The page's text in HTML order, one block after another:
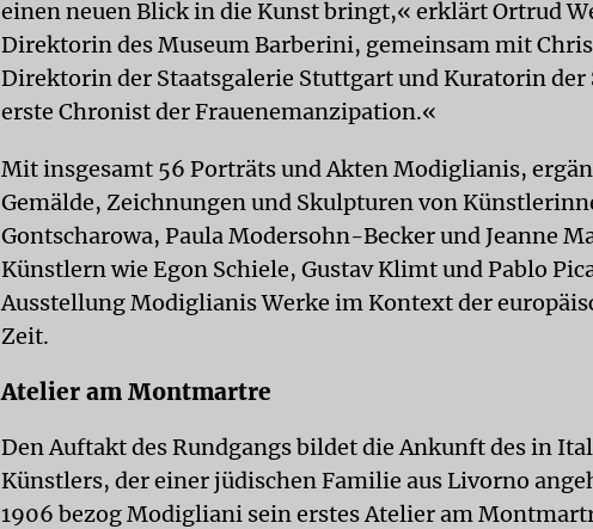
einen neuen Blick in die Kunst bringt,« erklärt Ortrud
Direktorin des Museum Barberini, gemeinsam mit
Direktorin der Staatsgalerie Stuttgart und Kuratorin der
erste Chronist der Frauenemanzipation.«
Mit insgesamt 56 Porträts und Akten Modiglianis,
Gemälde, Zeichnungen und Skulpturen von
Gontscharowa, Paula Modersohn-Becker und Jeanne
Künstlern wie Egon Schiele, Gustav Klimt und Pablo
Ausstellung Modiglianis Werke im Kontext der
Zeit.
Atelier am Montmartre
Den Auftakt des Rundgangs bildet die Ankunft des in
Künstlers, der einer jüdischen Familie aus Livorno
1906 bezog Modigliani sein erstes Atelier am